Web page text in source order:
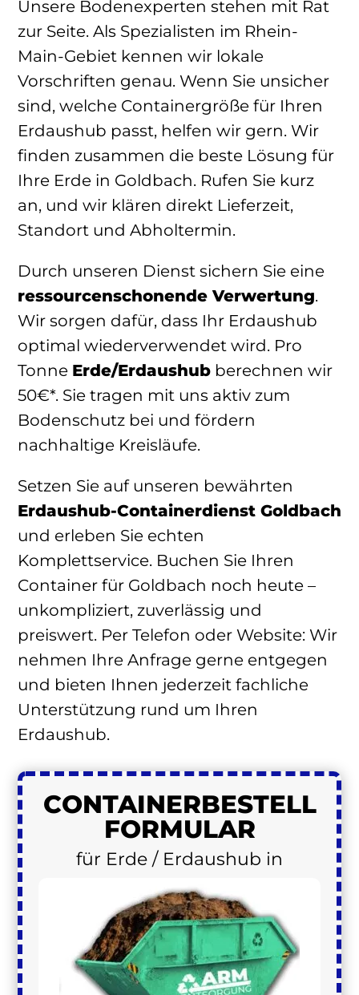
Unsere Bodenexperten stehen mit Rat
zur Seite. Als Spezialisten im Rhein-
Main-Gebiet kennen wir lokale
Vorschriften genau. Wenn Sie unsicher
sind, welche Containergröße für Ihren
Erdaushub passt, helfen wir gern. Wir
finden zusammen die beste Lösung für
Ihre Erde in Goldbach. Rufen Sie kurz
an, und wir klären direkt Lieferzeit,
Standort und Abholtermin.
Durch unseren Dienst sichern Sie eine
ressourcenschonende Verwertung.
Wir sorgen dafür, dass Ihr Erdaushub
optimal wiederverwendet wird. Pro
Tonne Erde/Erdaushub berechnen wir
50€*. Sie tragen mit uns aktiv zum
Bodenschutz bei und fördern
nachhaltige Kreisläufe.
Setzen Sie auf unseren bewährten
Erdaushub-Containerdienst Goldbach
und erleben Sie echten
Komplettservice. Buchen Sie Ihren
Container für Goldbach noch heute –
unkompliziert, zuverlässig und
preiswert. Per Telefon oder Website: Wir
nehmen Ihre Anfrage gerne entgegen
und bieten Ihnen jederzeit fachliche
Unterstützung rund um Ihren
Erdaushub.
CONTAINERBESTELL
FORMULAR
für Erde / Erdaushub in